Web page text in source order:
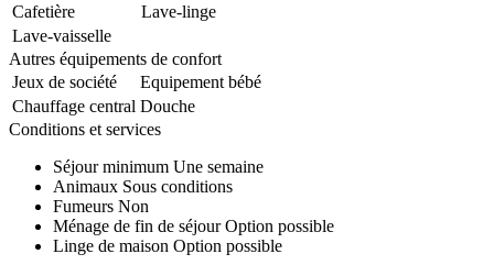
Cafetière
Lave-linge
Lave-vaisselle
Autres équipements de confort
Jeux de société
Equipement bébé
Chauffage central Douche
Conditions et services
Séjour minimum Une semaine
Animaux Sous conditions
Fumeurs Non
Ménage de fin de séjour Option possible
Linge de maison Option possible